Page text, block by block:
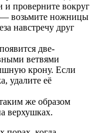
и проверните вокруг
— возьмите ножницы
навстречу друг
две-
ветвями
крону. Если
удалите её
же образом
верхушках.